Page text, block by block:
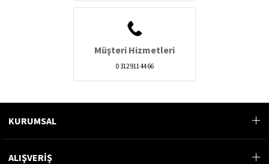
Müşteri Hizmetleri
0 312 911 44 66
KURUMSAL
ALIŞVERİŞ